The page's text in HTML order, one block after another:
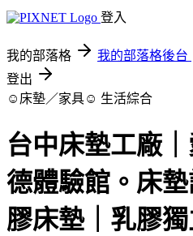
登入
我的部落格 我的部落格後台
登出
☺床墊／家具☺ 生活綜合
台中床墊工廠
德體驗館。床
膠床墊｜乳膠